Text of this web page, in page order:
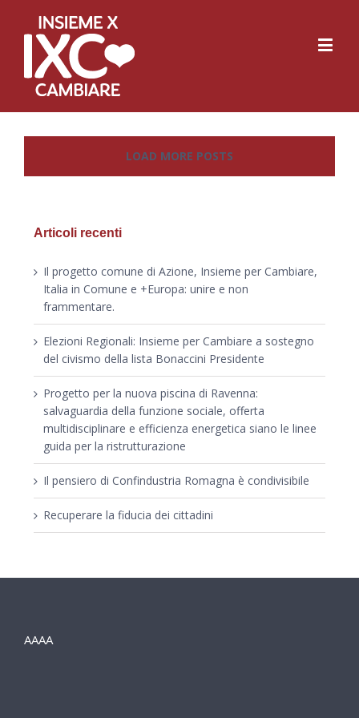
LOAD MORE POSTS
Articoli recenti
Il progetto comune di Azione, Insieme per Cambiare,
Italia in Comune e +Europa: unire e non
frammentare.
Elezioni Regionali: Insieme per Cambiare a sostegno
del civismo della lista Bonaccini Presidente
Progetto per la nuova piscina di Ravenna:
salvaguardia della funzione sociale, offerta
multidisciplinare e efficienza energetica siano le linee
guida per la ristrutturazione
Il pensiero di Confindustria Romagna è condivisibile
Recuperare la fiducia dei cittadini
AAAA